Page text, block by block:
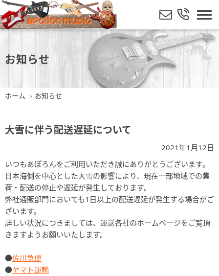
お知らせ
ホーム お知らせ
大雪に伴う配送遅延について
2021年1月12日
いつもあぽろんをご利用いただき誠にありがとうございます。
日本海側を中心とした大雪の影響により、現在一部地域での集
荷・配送の停止や遅延が発生しております。
弊社通販部門においても1日以上の配送遅延が発生する場合がご
ざいます。
詳しい状況につきましては、運送各社のホームページをご覧頂
きますようお願いいたします。
●佐川急便
●ヤマト運輸